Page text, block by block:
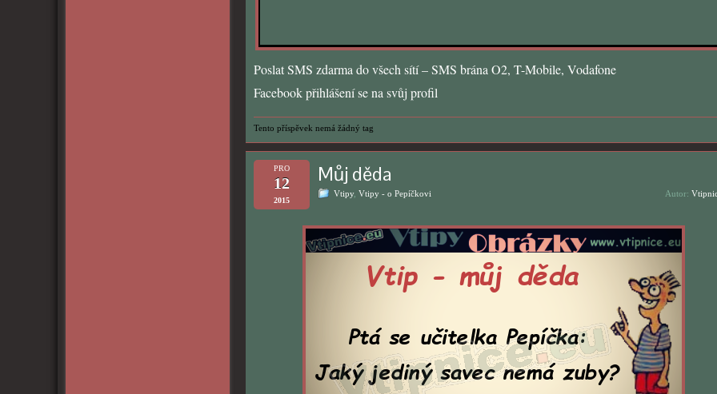
Poslat SMS zdarma do všech sítí – SMS brána O2, T-Mobile, Vodafone
Facebook přihlášení se na svůj profil
Tento příspěvek nemá žádný tag
PRO
12
2015
Můj děda
Vtipy, Vtipy - o Pepíčkovi Autor: